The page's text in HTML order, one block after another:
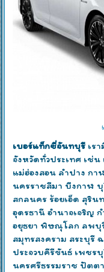
เบอร์แท็กซี่จันทบุรี เร
จังหวัดทั่วประเทศ เช่
แม่ฮ่องสอน ลำปาง ก
นครราชสีมา บึงกาฬ
สกลนคร ร้อยเอ็ด สุริน
อุดรธานี อำนาจเจริญ
อยุธยา พิษณุโลก ลพบุ
สมุทรสงคราม สระบุรี
ประจวบคีรีขันธ์ เพชร
นครศรีธรรมราช ปัตต